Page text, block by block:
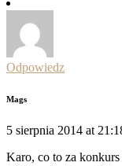
Odpowiedz
Mags
5 sierpnia 2014 at
Karo, co to za